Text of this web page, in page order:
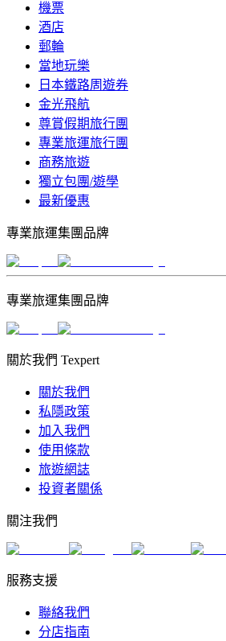
機票
酒店
郵輪
當地玩樂
日本鐵路周遊券
金光飛航
尊賞假期旅行團
專業旅運旅行團
商務旅遊
獨立包團/遊學
最新優惠
專業旅運集團品牌
專業旅運集團品牌
關於我們 Texpert
關於我們
私隱政策
加入我們
使用條款
旅遊網誌
投資者關係
關注我們
服務支援
聯絡我們
分店指南